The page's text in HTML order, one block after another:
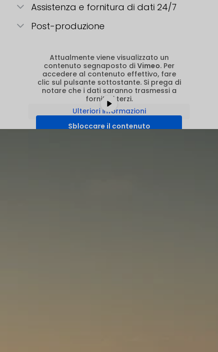
Assistenza e fornitura di dati 24/7
Post-produzione
Attualmente viene visualizzato un
contenuto segnaposto di Vimeo. Per
accedere al contenuto effettivo, fare
clic sul pulsante sottostante. Si prega di
notare che i dati saranno trasmessi a
fornitori terzi.
Ulteriori informazioni
Sbloccare il contenuto